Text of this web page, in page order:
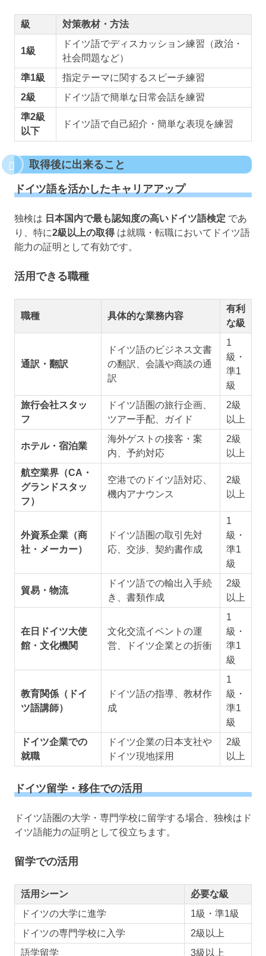
級 対策教材・方法
1級
ドイツ語でディスカッション練習（政治・
社会問題など）
準1級
指定テーマに関するスピーチ練習
2級
ドイツ語で簡単な日常会話を練習
準2級
以下
ドイツ語で自己紹介・簡単な表現を練習
取得後に出来ること
ドイツ語を活かしたキャリアアップ
独検は 日本国内で最も認知度の高いドイツ語検定 であ
り、特に2級以上の取得は就職・転職においてドイツ語
能力の証明として有効です。
活用できる職種
職種 具体的な業務内容
有利
な級
通訳・翻訳
ドイツ語のビジネス文書
の翻訳、会議や商談の通
訳
1
級・
準1
級
旅行会社スタッ
フ
ドイツ語圏の旅行企画、
ツアー手配、ガイド
2級
以上
ホテル・宿泊業
海外ゲストの接客・案
内、予約対応
2級
以上
航空業界（CA・
グランドスタッ
フ）
空港でのドイツ語対応、
機内アナウンス
2級
以上
外資系企業（商
社・メーカー）
ドイツ語圏の取引先対
応、交渉、契約書作成
1
級・
準1
級
貿易・物流
ドイツ語での輸出入手続
き、書類作成
2級
以上
在日ドイツ大使
館・文化機関
文化交流イベントの運
営、ドイツ企業との折衝
1
級・
準1
級
教育関係（ドイ
ツ語講師）
ドイツ語の指導、教材作
成
1
級・
準1
級
ドイツ企業での
就職
ドイツ企業の日本支社や
ドイツ現地採用
2級
以上
ドイツ留学・移住での活用
ドイツ語圏の大学・専門学校に留学する場合、独検はド
イツ語能力の証明として役立ちます。
留学での活用
活用シーン
必要な級
ドイツの大学に進学
1級・準1級
ドイツの専門学校に入学
2級以上
語学留学
3級以上